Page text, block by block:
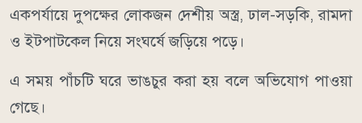
একপর্যায়ে দুপক্ষের লোকজন দেশীয় অস্ত্র, ঢাল-সড়কি, রামদা
ও ইটপাটকেল নিয়ে সংঘর্ষে জড়িয়ে পড়ে।
এ সময় পাঁচটি ঘরে ভাঙচুর করা হয় বলে অভিযোগ পাওয়া
গেছে।